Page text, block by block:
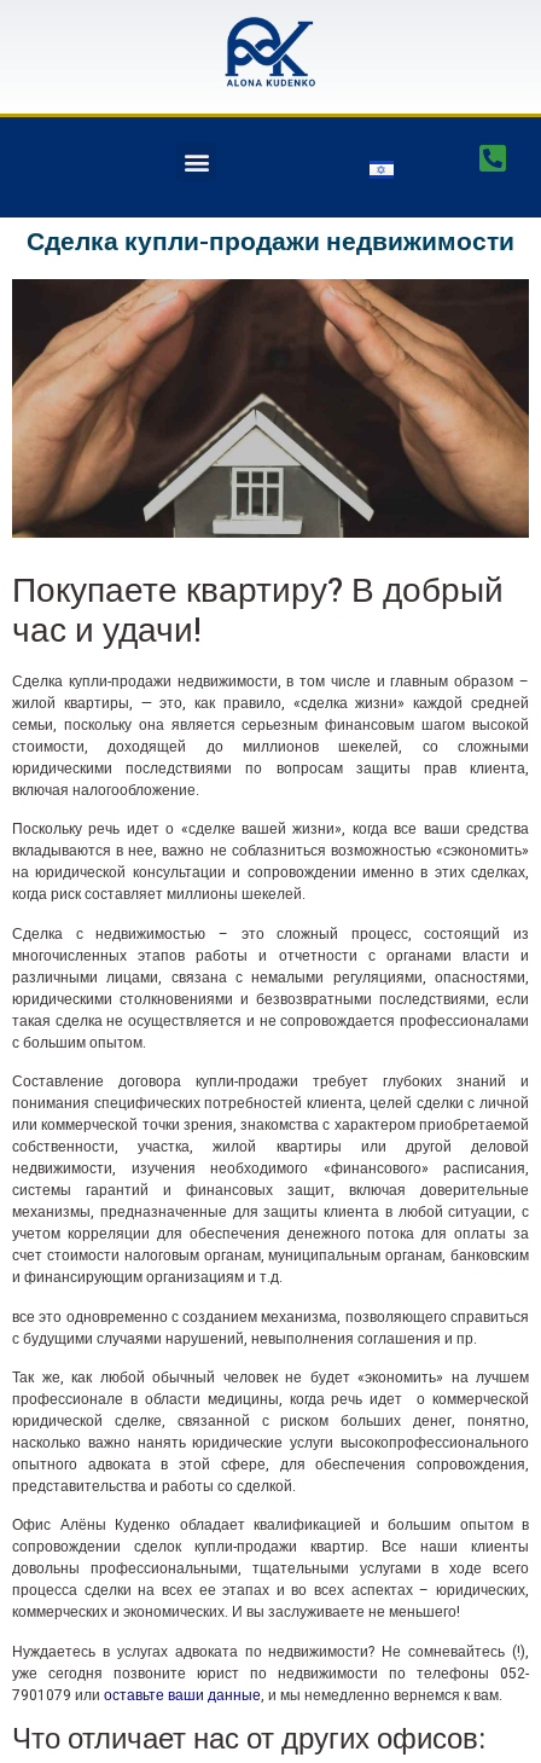
Сделка купли-продажи недвижимости
Покупаете квартиру? В добрый
час и удачи!
Сделка купли-продажи недвижимости, в том числе и главным образом –
жилой квартиры, — это, как правило, «сделка жизни» каждой средней
семьи, поскольку она является серьезным финансовым шагом высокой
стоимости, доходящей до миллионов шекелей, со сложными
юридическими последствиями по вопросам защиты прав клиента,
включая налогообложение.
Поскольку речь идет о «сделке вашей жизни», когда все ваши средства
вкладываются в нее, важно не соблазниться возможностью «сэкономить»
на юридической консультации и сопровождении именно в этих сделках,
когда риск составляет миллионы шекелей.
Сделка с недвижимостью – это сложный процесс, состоящий из
многочисленных этапов работы и отчетности с органами власти и
различными лицами, связана с немалыми регуляциями, опасностями,
юридическими столкновениями и безвозвратными последствиями, если
такая сделка не осуществляется и не сопровождается профессионалами
с большим опытом.
Составление договора купли-продажи требует глубоких знаний и
понимания специфических потребностей клиента, целей сделки с личной
или коммерческой точки зрения, знакомства с характером приобретаемой
собственности, участка, жилой квартиры или другой деловой
недвижимости, изучения необходимого «финансового» расписания,
системы гарантий и финансовых защит, включая доверительные
механизмы, предназначенные для защиты клиента в любой ситуации, с
учетом корреляции для обеспечения денежного потока для оплаты за
счет стоимости налоговым органам, муниципальным органам, банковским
и финансирующим организациям и т.д.
все это одновременно с созданием механизма, позволяющего справиться
с будущими случаями нарушений, невыполнения соглашения и пр.
Так же, как любой обычный человек не будет «экономить» на лучшем
профессионале в области медицины, когда речь идет о коммерческой
юридической сделке, связанной с риском больших денег, понятно,
насколько важно нанять юридические услуги высокопрофессионального
опытного адвоката в этой сфере, для обеспечения сопровождения,
представительства и работы со сделкой.
Офис Алёны Куденко обладает квалификацией и большим опытом в
сопровождении сделок купли-продажи квартир. Все наши клиенты
довольны профессиональными, тщательными услугами в ходе всего
процесса сделки на всех ее этапах и во всех аспектах – юридических,
коммерческих и экономических. И вы заслуживаете не меньшего!
Нуждаетесь в услугах адвоката по недвижимости? Не сомневайтесь (!),
уже сегодня позвоните юрист по недвижимости по телефоны 052-
7901079 или оставьте ваши данные, и мы немедленно вернемся к вам.
Что отличает нас от других офисов: